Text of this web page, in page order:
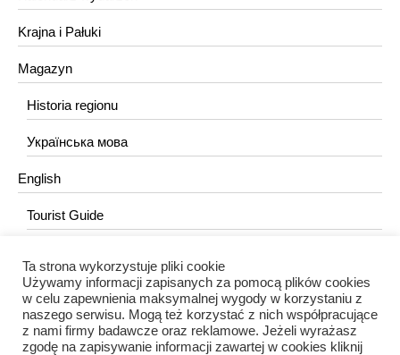
Krajna i Pałuki
Magazyn
Historia regionu
Українська мова
English
Tourist Guide
KONTAKT
redakcja@portalkujawski.pl
Redakcja
Ta strona wykorzystuje pliki cookie
Używamy informacji zapisanych za pomocą plików cookies
w celu zapewnienia maksymalnej wygody w korzystaniu z
naszego serwisu. Mogą też korzystać z nich współpracujące
z nami firmy badawcze oraz reklamowe. Jeżeli wyrażasz
zgodę na zapisywanie informacji zawartej w cookies kliknij